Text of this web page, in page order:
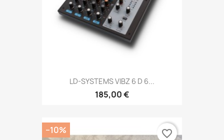
LD-SYSTEMS VIBZ 6 D 6...
185,00 €
−10% favorite_border